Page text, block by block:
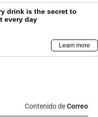
Contenido deCorreo